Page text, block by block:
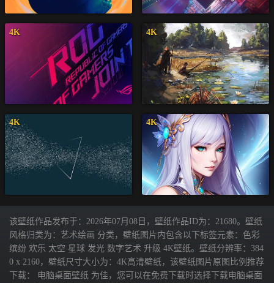
4K 4K
4K 4K
该壁纸作品发布于：2026年07月08日，壁纸作品ID为：21680。壁纸
风格归类为：艺术绘画 分类，壁纸图片内包含以下标签元素：色彩
缤纷 欢乐 太空 星球 发光 数字艺术 升级 4K壁纸。壁纸分辨率：384
0 x 2160，壁纸尺寸大小为：4K高清壁纸，该壁纸图片原图比例推荐
下载： 电脑桌面壁纸 为佳，您可以在免费下载时选择下载电脑桌面